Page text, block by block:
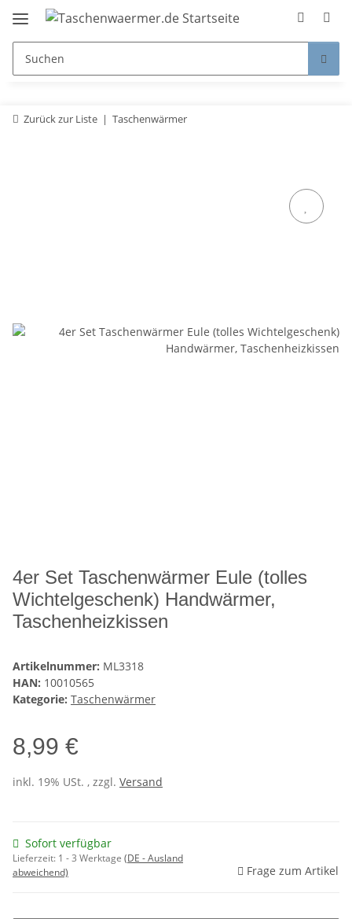
Zurück zur Liste Taschenwärmer
4er Set Taschenwärmer Eule (tolles
Wichtelgeschenk) Handwärmer,
Taschenheizkissen
Artikelnummer: ML3318
HAN: 10010565
Kategorie: Taschenwärmer
8,99 €
inkl. 19% USt. , zzgl. Versand
Sofort verfügbar
Lieferzeit: 1 - 3 Werktage (DE - Ausland
abweichend)
Frage zum Artikel